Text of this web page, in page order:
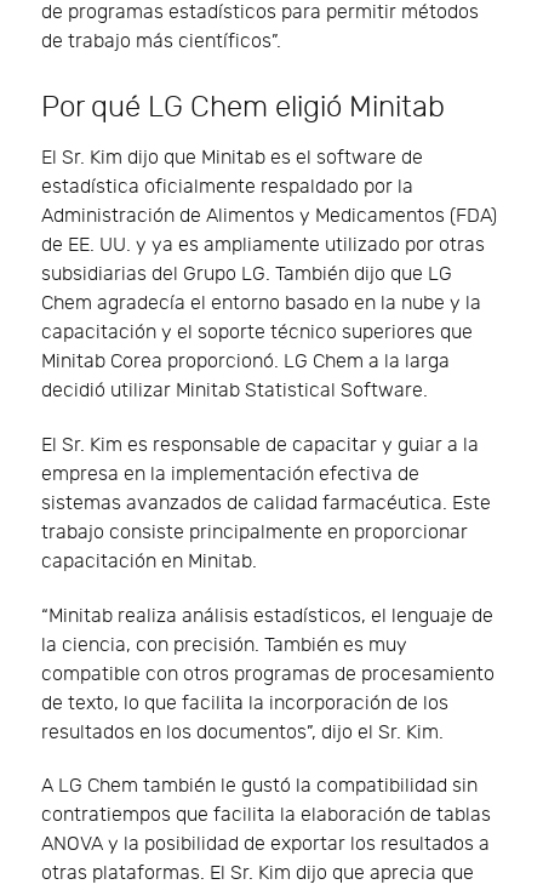
de programas estadísticos para permitir métodos
de trabajo más científicos”.
Por qué LG Chem eligió Minitab
El Sr. Kim dijo que Minitab es el software de
estadística oficialmente respaldado por la
Administración de Alimentos y Medicamentos (FDA)
de EE. UU. y ya es ampliamente utilizado por otras
subsidiarias del Grupo LG. También dijo que LG
Chem agradecía el entorno basado en la nube y la
capacitación y el soporte técnico superiores que
Minitab Corea proporcionó. LG Chem a la larga
decidió utilizar Minitab Statistical Software.
El Sr. Kim es responsable de capacitar y guiar a la
empresa en la implementación efectiva de
sistemas avanzados de calidad farmacéutica. Este
trabajo consiste principalmente en proporcionar
capacitación en Minitab.
“Minitab realiza análisis estadísticos, el lenguaje de
la ciencia, con precisión. También es muy
compatible con otros programas de procesamiento
de texto, lo que facilita la incorporación de los
resultados en los documentos”, dijo el Sr. Kim.
A LG Chem también le gustó la compatibilidad sin
contratiempos que facilita la elaboración de tablas
ANOVA y la posibilidad de exportar los resultados a
otras plataformas. El Sr. Kim dijo que aprecia que